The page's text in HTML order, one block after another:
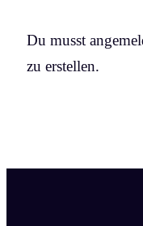
Du musst
zu erstellen.